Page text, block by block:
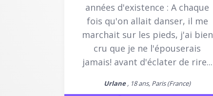
années d'existence : A chaque
fois qu'on allait danser, il me
marchait sur les pieds, j'ai bien
cru que je ne l'épouserais
jamais! avant d'éclater de rire...
Urlane, 18 ans, Paris (France)